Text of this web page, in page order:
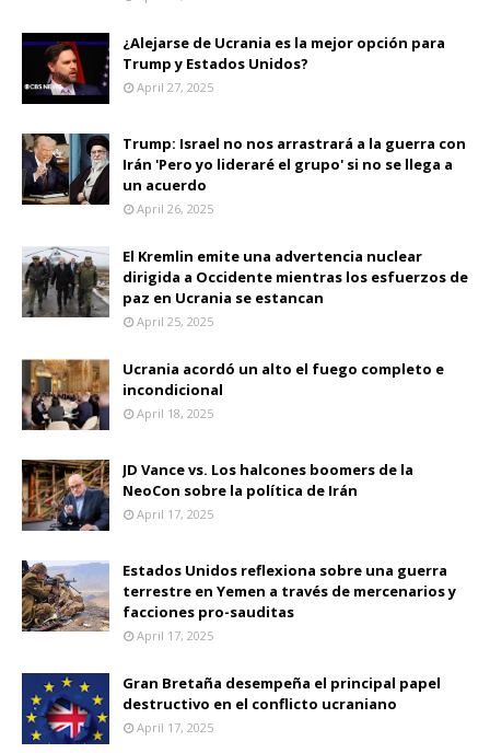
¿Alejarse de Ucrania es la mejor opción para
Trump y Estados Unidos?
April 27, 2025
Trump: Israel no nos arrastrará a la guerra con
Irán 'Pero yo lideraré el grupo' si no se llega a
un acuerdo
April 26, 2025
El Kremlin emite una advertencia nuclear
dirigida a Occidente mientras los esfuerzos de
paz en Ucrania se estancan
April 25, 2025
Ucrania acordó un alto el fuego completo e
incondicional
April 18, 2025
JD Vance vs. Los halcones boomers de la
NeoCon sobre la política de Irán
April 17, 2025
Estados Unidos reflexiona sobre una guerra
terrestre en Yemen a través de mercenarios y
facciones pro-sauditas
April 17, 2025
Gran Bretaña desempeña el principal papel
destructivo en el conflicto ucraniano
April 17, 2025